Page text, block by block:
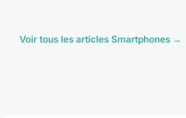
Voir tous les articles Smartphones →